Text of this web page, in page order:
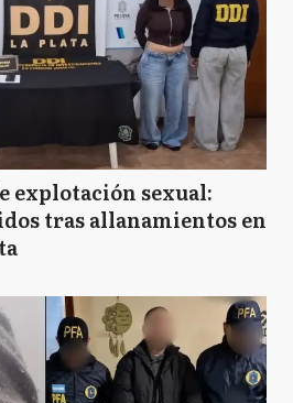
explotación sexual:
tras allanamientos en